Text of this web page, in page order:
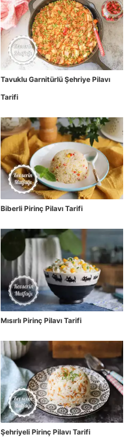
Tavuklu Garnitürlü Şehriye Pilavı
Tarifi
Biberli Pirinç Pilavı Tarifi
Mısırlı Pirinç Pilavı Tarifi
Şehriyeli Pirinç Pilavı Tarifi